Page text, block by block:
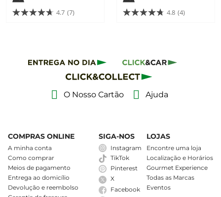
4.7 (7) 4.8 (4)
O Nosso Cartão Ajuda
COMPRAS ONLINE
A minha conta
Como comprar
Meios de pagamento
Entrega ao domicílio
Devolução e reembolso
SIGA-NOS
Instagram
TikTok
Pinterest
X
Facebook
LOJAS
Encontre uma loja
Localização e Horários
Gourmet Experience
Todas as Marcas
Eventos